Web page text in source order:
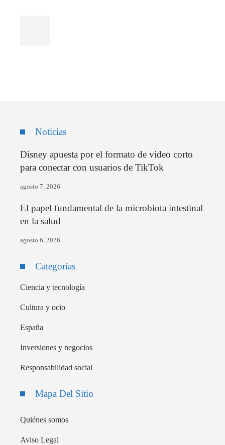
Noticias
Disney apuesta por el formato de video corto
para conectar con usuarios de TikTok
agosto 7, 2026
El papel fundamental de la microbiota intestinal
en la salud
agosto 6, 2026
Categorías
Ciencia y tecnología
Cultura y ocio
España
Inversiones y negocios
Responsabilidad social
Mapa Del Sitio
Quiénes somos
Aviso Legal